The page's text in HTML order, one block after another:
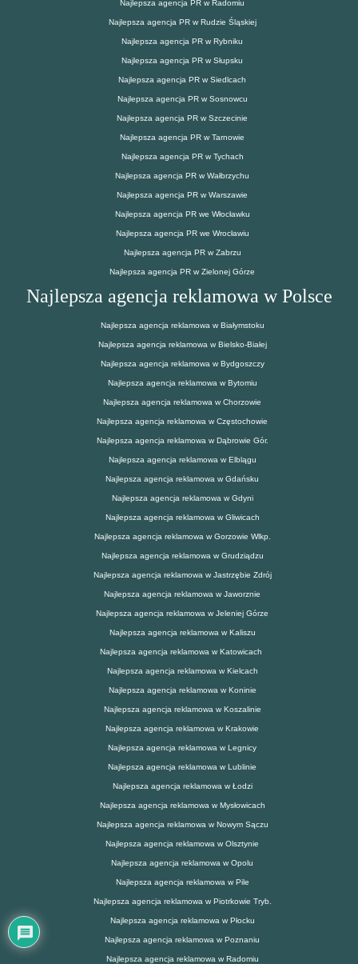
Najlepsza agencja PR w Radomiu
Najlepsza agencja PR w Rudzie Śląskiej
Najlepsza agencja PR w Rybniku
Najlepsza agencja PR w Słupsku
Najlepsza agencja PR w Siedlcach
Najlepsza agencja PR w Sosnowcu
Najlepsza agencja PR w Szczecinie
Najlepsza agencja PR w Tarnowie
Najlepsza agencja PR w Tychach
Najlepsza agencja PR w Wałbrzychu
Najlepsza agencja PR w Warszawie
Najlepsza agencja PR we Włocławku
Najlepsza agencja PR we Wrocławiu
Najlepsza agencja PR w Zabrzu
Najlepsza agencja PR w Zielonej Górze
Najlepsza agencja reklamowa w Polsce
Najlepsza agencja reklamowa w Białymstoku
Najlepsza agencja reklamowa w Bielsko-Białej
Najlepsza agencja reklamowa w Bydgoszczy
Najlepsza agencja reklamowa w Bytomiu
Najlepsza agencja reklamowa w Chorzowie
Najlepsza agencja reklamowa w Częstochowie
Najlepsza agencja reklamowa w Dąbrowie Gór.
Najlepsza agencja reklamowa w Elblągu
Najlepsza agencja reklamowa w Gdańsku
Najlepsza agencja reklamowa w Gdyni
Najlepsza agencja reklamowa w Gliwicach
Najlepsza agencja reklamowa w Gorzowie Wlkp.
Najlepsza agencja reklamowa w Grudziądzu
Najlepsza agencja reklamowa w Jastrzębie Zdrój
Najlepsza agencja reklamowa w Jaworznie
Najlepsza agencja reklamowa w Jeleniej Górze
Najlepsza agencja reklamowa w Kaliszu
Najlepsza agencja reklamowa w Katowicach
Najlepsza agencja reklamowa w Kielcach
Najlepsza agencja reklamowa w Koninie
Najlepsza agencja reklamowa w Koszalinie
Najlepsza agencja reklamowa w Krakowie
Najlepsza agencja reklamowa w Legnicy
Najlepsza agencja reklamowa w Lublinie
Najlepsza agencja reklamowa w Łodzi
Najlepsza agencja reklamowa w Mysłowicach
Najlepsza agencja reklamowa w Nowym Sączu
Najlepsza agencja reklamowa w Olsztynie
Najlepsza agencja reklamowa w Opolu
Najlepsza agencja reklamowa w Pile
Najlepsza agencja reklamowa w Piotrkowie Tryb.
Najlepsza agencja reklamowa w Płocku
Najlepsza agencja reklamowa w Poznaniu
Najlepsza agencja reklamowa w Radomiu